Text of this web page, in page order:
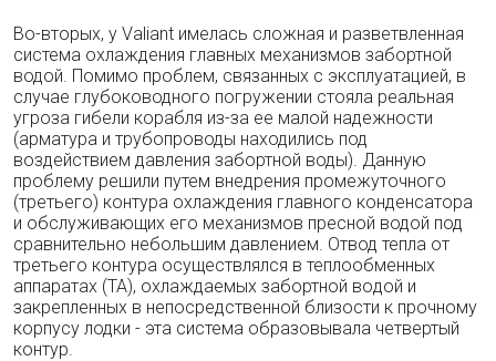
Во-вторых, у Valiant имелась сложная и разветвленная
система охлаждения главных механизмов забортной
водой. Помимо про­блем, связанных с эксплуатацией, в
случае глубоководного погружении стояла реальная
угроза гибели корабля из-за ее малой надеж­ности
(арматура и трубопроводы находились под
воздействием давления забортной воды). Данную
проблему решили путем внедрения промежуточного
(третьего) контура охлажде­ния главного конденсатора
и обслуживающих его механизмов пресной водой под
сравнитель­но небольшим давлением. Отвод тепла от
тре­тьего контура осуществлялся в теплообменных
аппаратах (ТА), охлаждаемых забортной во­дой и
закрепленных в непосредственной бли­зости к прочному
корпусу лодки - эта систе­ма образовывала четвертый
контур.